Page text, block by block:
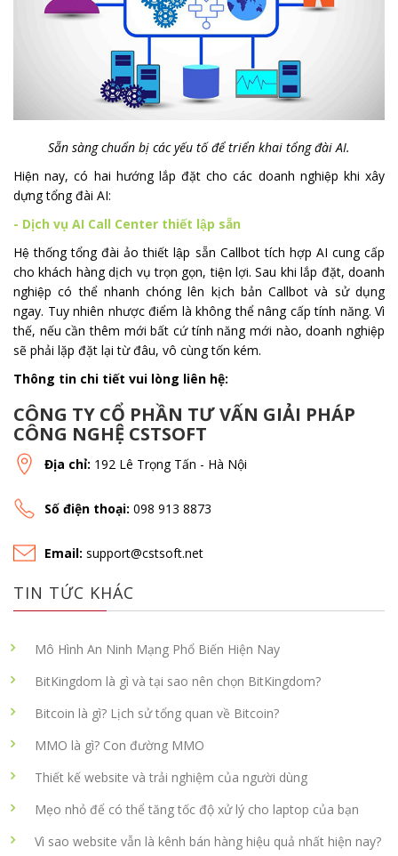
Sẵn sàng chuẩn bị các yếu tố để triển khai tổng đài AI.
Hiện nay, có hai hướng lắp đặt cho các doanh nghiệp khi xây
dựng tổng đài AI:
- Dịch vụ AI Call Center thiết lập sẵn
Hệ thống tổng đài ảo thiết lập sẵn Callbot tích hợp AI cung cấp
cho khách hàng dịch vụ trọn gọn, tiện lợi. Sau khi lắp đặt, doanh
nghiệp có thể nhanh chóng lên kịch bản Callbot và sử dụng
ngay. Tuy nhiên nhược điểm là không thể nâng cấp tính năng. Vì
thế, nếu cần thêm mới bất cứ tính năng mới nào, doanh nghiệp
sẽ phải lặp đặt lại từ đâu, vô cùng tốn kém.
Thông tin chi tiết vui lòng liên hệ:
CÔNG TY CỔ PHẦN TƯ VẤN GIẢI PHÁP
CÔNG NGHỆ CSTSOFT
Địa chỉ: 192 Lê Trọng Tấn - Hà Nội
Số điện thoại: 098 913 8873
Email: support@cstsoft.net
TIN TỨC KHÁC
Mô Hình An Ninh Mạng Phổ Biến Hiện Nay
BitKingdom là gì và tại sao nên chọn BitKingdom?
Bitcoin là gì? Lịch sử tổng quan về Bitcoin?
MMO là gì? Con đường MMO
Thiết kế website và trải nghiệm của người dùng
Mẹo nhỏ để có thể tăng tốc độ xử lý cho laptop của bạn
Vì sao website vẫn là kênh bán hàng hiệu quả nhất hiện nay?